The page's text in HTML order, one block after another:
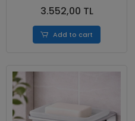
3.552,00 TL
Add to cart